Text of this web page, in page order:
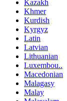
Kazakh
Khmer
Kurdish
Kyrgyz
Latin
Latvian
Lithuanian
Luxembou..
Macedonian
Malagasy
Malay